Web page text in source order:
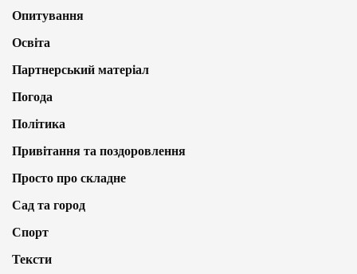
Опитування
Освіта
Партнерський матеріал
Погода
Політика
Привітання та поздоровлення
Просто про складне
Сад та город
Спорт
Тексти